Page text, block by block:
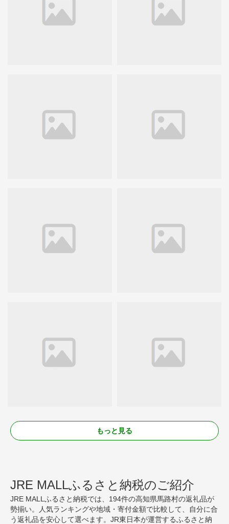
もっと見る
JRE MALLふるさと納税のご紹介
JRE MALLふるさと納税では、194件の高知県馬路村の返礼品が
勢揃い。人気ランキングや地域・寄付金額で比較して、自分に合
う返礼品を安心して選べます。JR東日本が運営するふるさと納